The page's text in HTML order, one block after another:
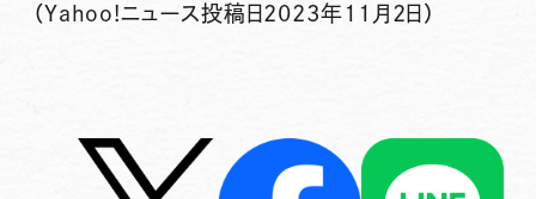
（Yahoo!ニュース投稿日2023年11月2日）